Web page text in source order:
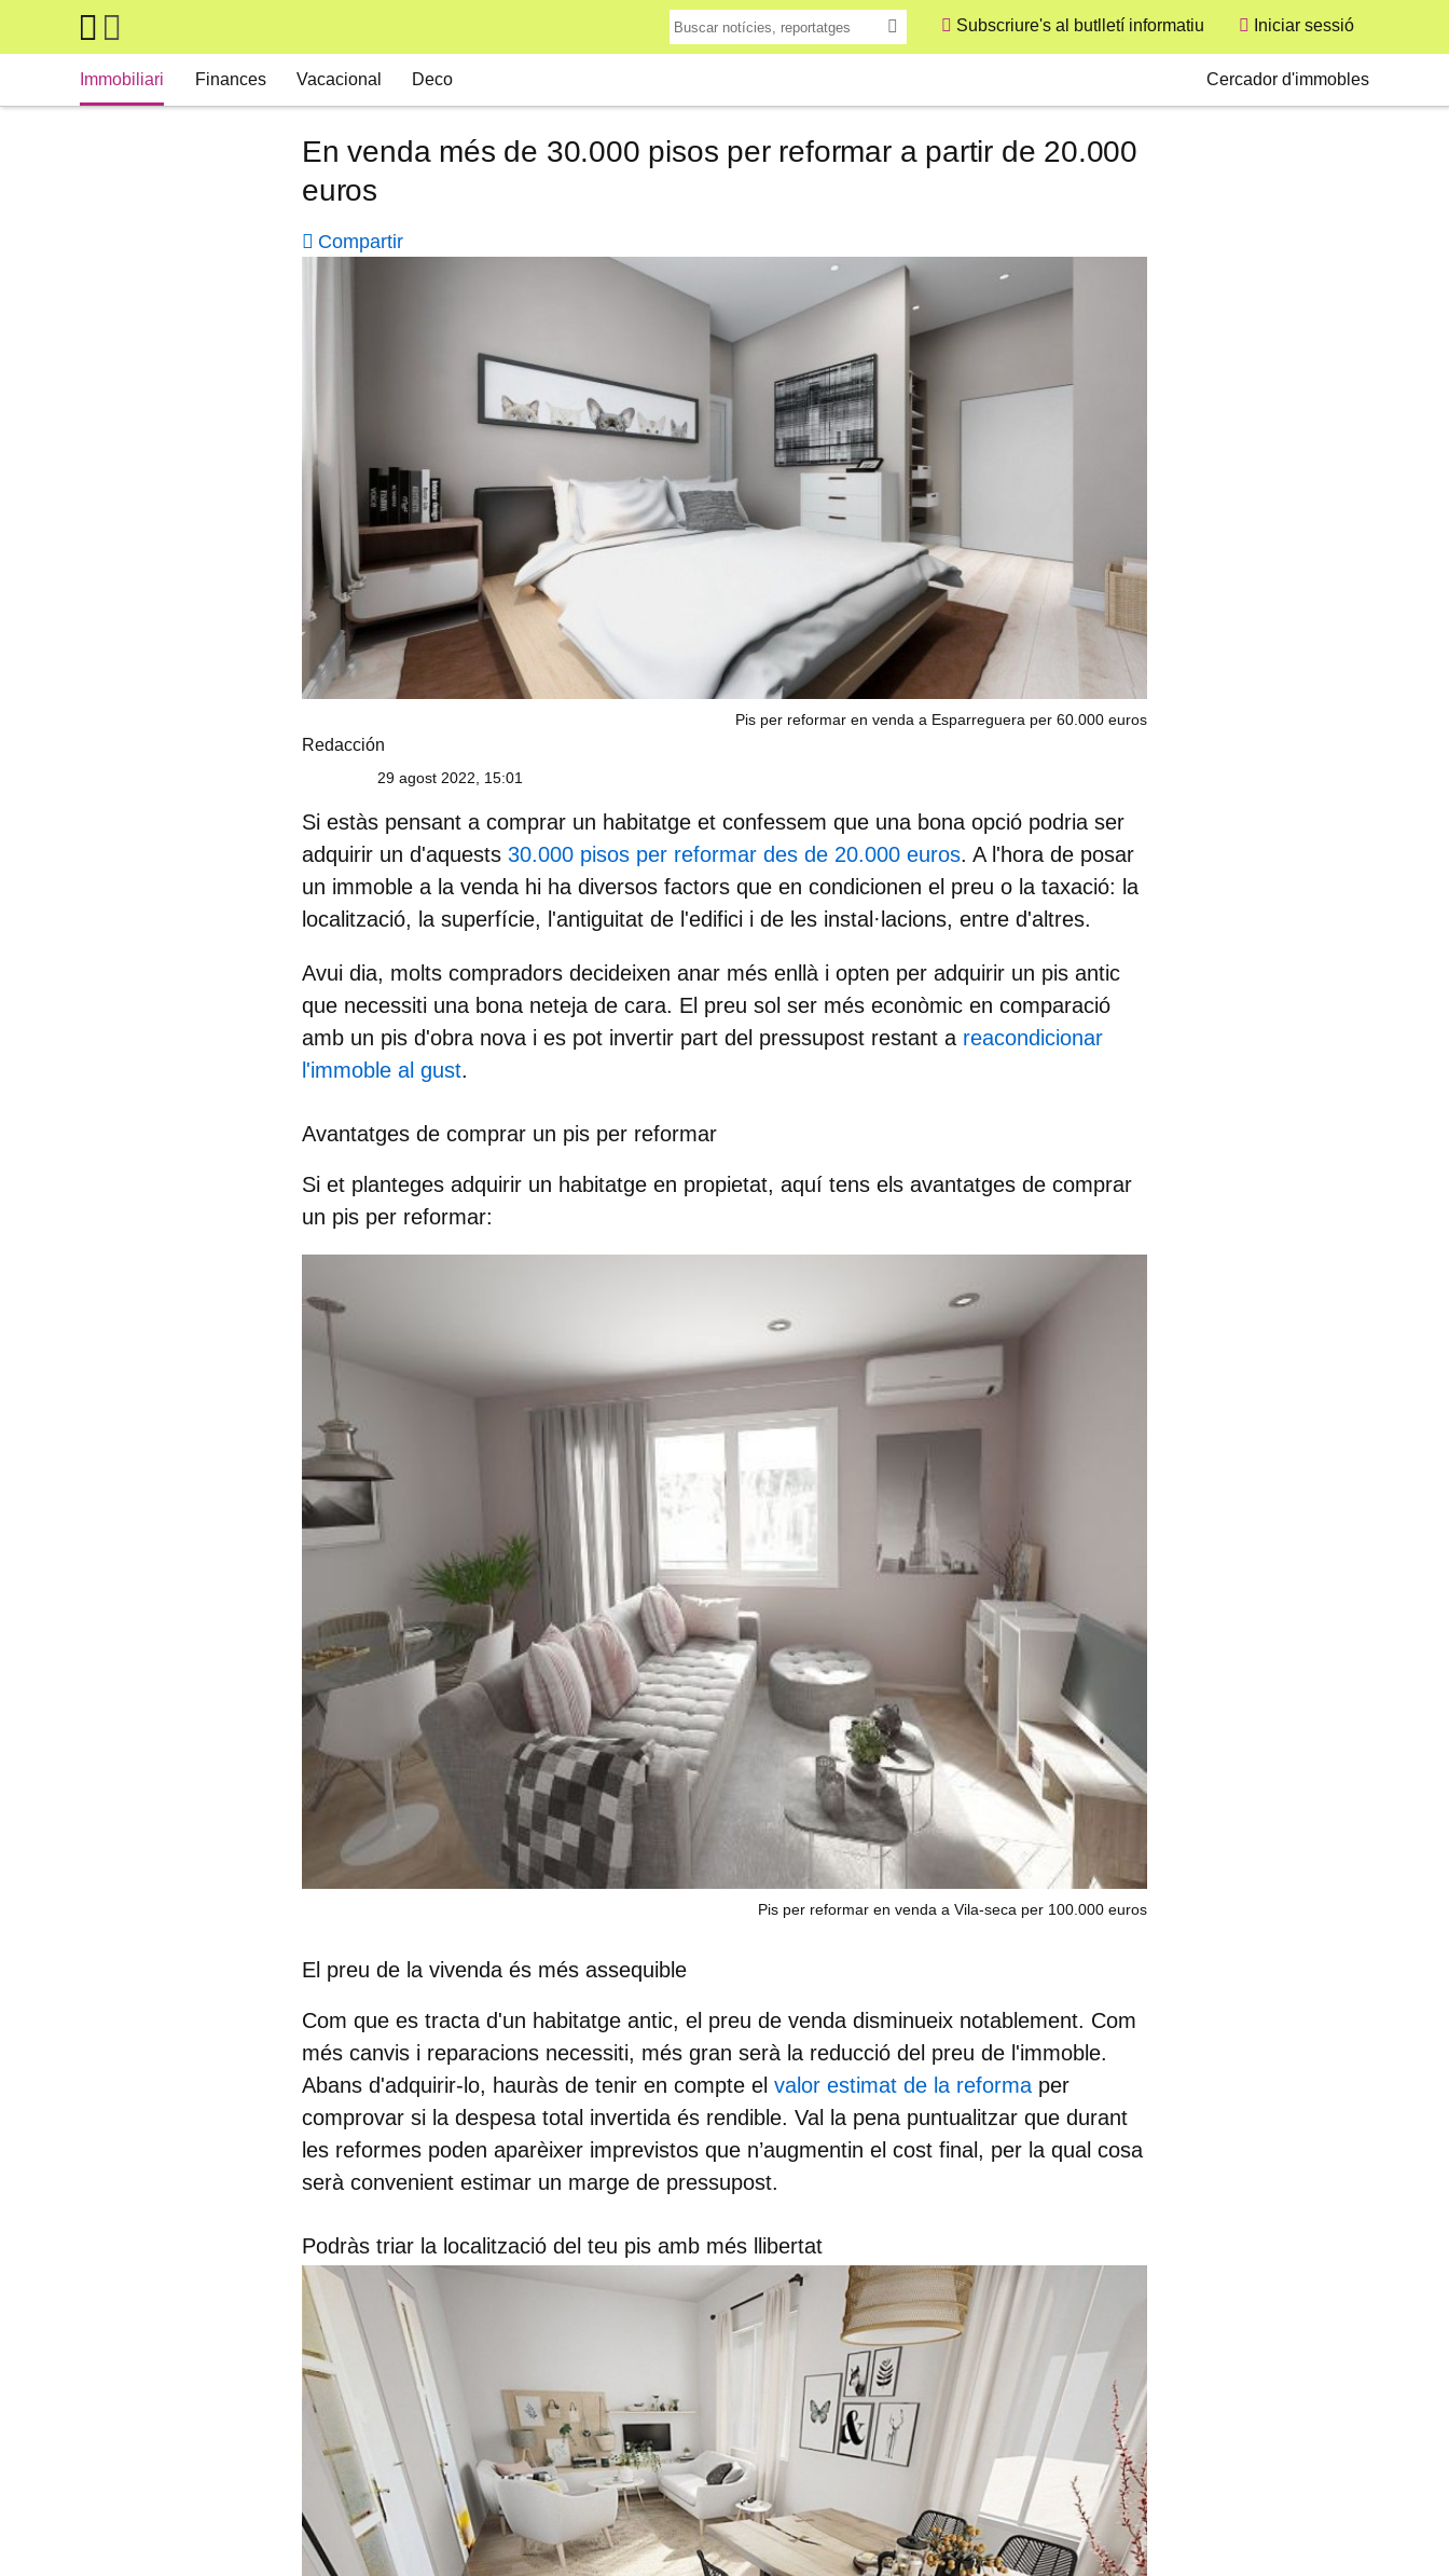
Skip to main content
Subscriure's al butlletí informatiu
User
Iniciar sessió
Immobiliari Finances Vacacional Deco Cercador d'immobles
En venda més de 30.000 pisos per reformar a partir de 20.000
euros
Compartir
Pis per reformar en venda a Esparreguera per 60.000 euros
Redacción
29 agost 2022, 15:01
Si estàs pensant a comprar un habitatge et confessem que una bona opció podria ser
adquirir un d'aquests 30.000 pisos per reformar des de 20.000 euros. A l'hora de posar
un immoble a la venda hi ha diversos factors que en condicionen el preu o la taxació: la
localització, la superfície, l'antiguitat de l'edifici i de les instal·lacions, entre d'altres.
Avui dia, molts compradors decideixen anar més enllà i opten per adquirir un pis antic
que necessiti una bona neteja de cara. El preu sol ser més econòmic en comparació
amb un pis d'obra nova i es pot invertir part del pressupost restant a reacondicionar
l'immoble al gust.
Avantatges de comprar un pis per reformar
Si et planteges adquirir un habitatge en propietat, aquí tens els avantatges de comprar
un pis per reformar:
Pis per reformar en venda a Vila-seca per 100.000 euros
El preu de la vivenda és més assequible
Com que es tracta d'un habitatge antic, el preu de venda disminueix notablement. Com
més canvis i reparacions necessiti, més gran serà la reducció del preu de l'immoble.
Abans d'adquirir-lo, hauràs de tenir en compte el valor estimat de la reforma per
comprovar si la despesa total invertida és rendible. Val la pena puntualitzar que durant
les reformes poden aparèixer imprevistos que n’augmentin el cost final, per la qual cosa
serà convenient estimar un marge de pressupost.
Podràs triar la localització del teu pis amb més llibertat